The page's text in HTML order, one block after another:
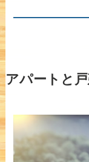
アパートと